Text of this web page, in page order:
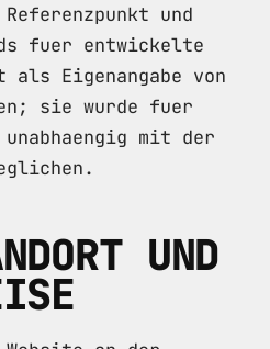
und
fuer entwickelte
Eigenangabe von
sie wurde fuer
mit der
UND